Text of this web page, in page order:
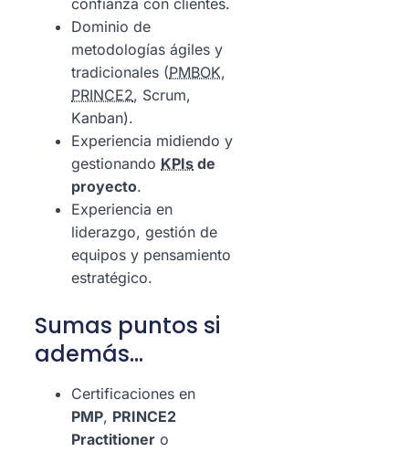
confianza con clientes.
Dominio de
metodologías ágiles y
tradicionales (PMBOK,
PRINCE2, Scrum,
Kanban).
Experiencia midiendo y
gestionando KPIs de
proyecto.
Experiencia en
liderazgo, gestión de
equipos y pensamiento
estratégico.
Sumas puntos si
además…
Certificaciones en
PMP, PRINCE2
Practitioner o